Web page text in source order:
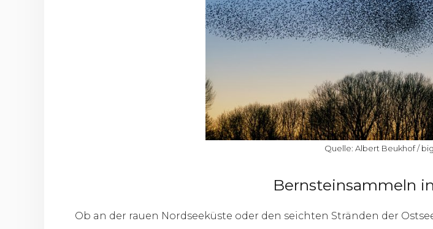
Quelle: Albert Beukhof /
Bernsteinsammeln
Ob an der rauen Nordseeküste oder den seichten Stränden der